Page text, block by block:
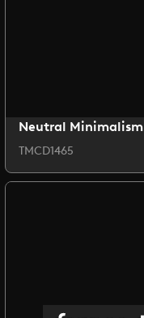
Neutral Minimalism
TMCD1465